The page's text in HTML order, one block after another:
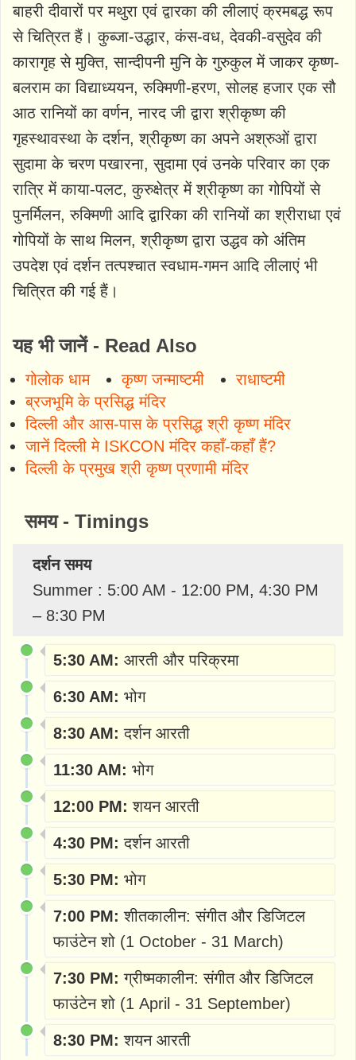
बाहरी दीवारों पर मथुरा एवं द्वारका की लीलाएं क्रमबद्ध रूप
से चित्रित हैं। कुब्जा-उद्धार, कंस-वध, देवकी-वसुदेव की
कारागृह से मुक्ति, सान्दीपनी मुनि के गुरुकुल में जाकर कृष्ण-
बलराम का विद्याध्ययन, रुक्मिणी-हरण, सोलह हजार एक सौ
आठ रानियों का वर्णन, नारद जी द्वारा श्रीकृष्ण की
गृहस्थावस्था के दर्शन, श्रीकृष्ण का अपने अश्रुओं द्वारा
सुदामा के चरण पखारना, सुदामा एवं उनके परिवार का एक
रात्रि में काया-पलट, कुरुक्षेत्र में श्रीकृष्ण का गोपियों से
पुनर्मिलन, रुक्मिणी आदि द्वारिका की रानियों का श्रीराधा एवं
गोपियों के साथ मिलन, श्रीकृष्ण द्वारा उद्धव को अंतिम
उपदेश एवं दर्शन तत्पश्चात स्वधाम-गमन आदि लीलाएं भी
चित्रित की गई हैं।
यह भी जानें - Read Also
गोलोक धाम कृष्ण जन्माष्टमी
राधाष्टमी
ब्रजभूमि के प्रसिद्ध मंदिर
दिल्ली और आस-पास के प्रसिद्ध श्री कृष्ण मंदिर
जानें दिल्ली मे ISKCON मंदिर कहाँ-कहाँ हैं?
दिल्ली के प्रमुख श्री कृष्ण प्रणामी मंदिर
समय - Timings
दर्शन समय
Summer : 5:00 AM - 12:00 PM, 4:30 PM
– 8:30 PM
5:30 AM: आरती और परिक्रमा
6:30 AM: भोग
8:30 AM:दर्शन आरती
11:30 AM: भोग
12:00 PM:शयन आरती
4:30 PM:दर्शन आरती
5:30 PM: भोग
7:00 PM:शीतकालीन: संगीत और डिजिटल
फाउंटेन शो (1 October - 31 March)
7:30 PM:ग्रीष्मकालीन: संगीत और डिजिटल
फाउंटेन शो (1 April - 31 September)
8:30 PM:शयन आरती